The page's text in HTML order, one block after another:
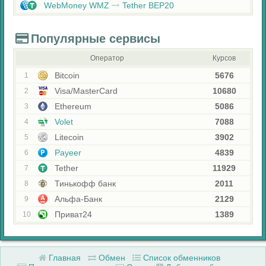
WebMoney WMZ
Tether BEP20
Популярные сервисы
Оператор Курсов
1 Bitcoin 5676
2 Visa/MasterCard 10680
3 Ethereum 5086
4 Volet 7088
5 Litecoin 3902
6 Payeer 4839
7 Tether 11929
8 Тинькофф банк 2011
9 Альфа-Банк 2129
10 Приват24 1389
Главная Обмен
Список обменников